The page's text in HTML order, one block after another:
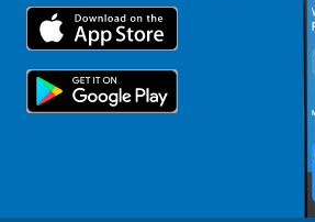
Trainers en begeleiders
Topsporters
Voor de pers